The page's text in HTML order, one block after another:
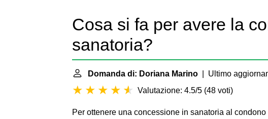
Cosa si fa per avere la
sanatoria?
Domanda di: Doriana Marino | Ultimo
Valutazione: 4.5/5 (48 voti)
Per ottenere una concessione in sanatoria al